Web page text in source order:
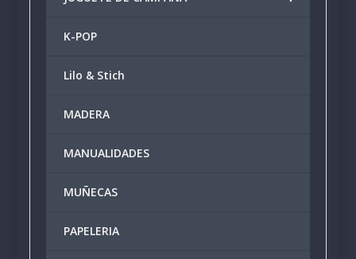
K-POP
Lilo & Stich
MADERA
MANUALIDADES
MUÑECAS
PAPELERIA